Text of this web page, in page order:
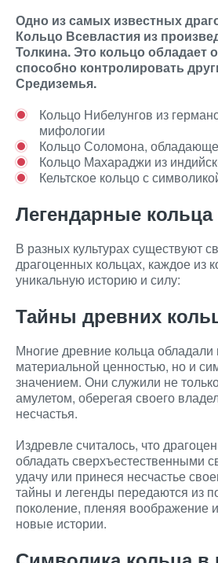
Одно из самых известных
Кольцо Всевластия из
Толкина. Это кольцо обладает
способно контролировать
Средиземья.
Кольцо Нибелунгов из
мифологии
Кольцо Соломона,
Кольцо Махараджи из
Кельтское кольцо с
Легендарные
В разных культурах существуют
драгоценных кольцах, каждое из
уникальную историю и силу:
Тайны древних
Многие древние кольца обладали
материальной ценностью, но и
значением. Они служили не
амулетом, оберегая своего
несчастья.
Издревле считалось, что
обладать сверхъестественными
удачу или принеся несчастье
тайны и легенды передаются из
поколение, пленяя воображение
новые истории.